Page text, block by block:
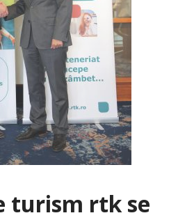
turism rtk se